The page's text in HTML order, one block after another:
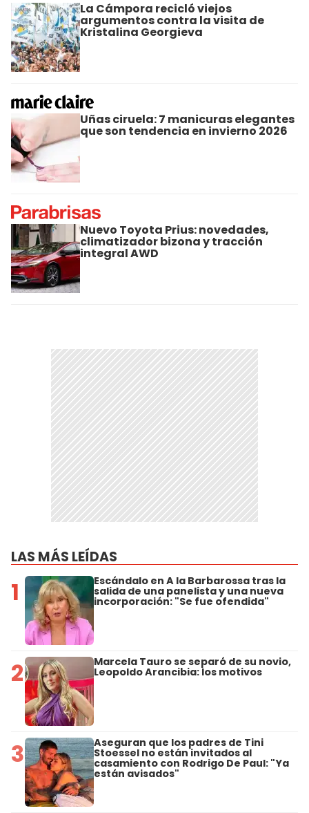
La Cámpora recicló viejos
argumentos contra la visita de
Kristalina Georgieva
Uñas ciruela: 7 manicuras elegantes
que son tendencia en invierno 2026
Nuevo Toyota Prius: novedades,
climatizador bizona y tracción
integral AWD
LAS MÁS LEÍDAS
1 Escándalo en A la Barbarossa tras la
salida de una panelista y una nueva
incorporación: "Se fue ofendida"
2 Marcela Tauro se separó de su novio,
Leopoldo Arancibia: los motivos
3 Aseguran que los padres de Tini
Stoessel no están invitados al
casamiento con Rodrigo De Paul: "Ya
están avisados"